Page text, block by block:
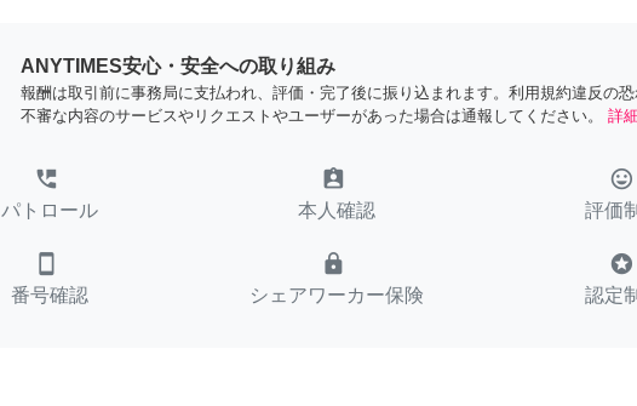
ANYTIMES安心・安全への取り組み
報酬は取引前に事務局に支払われ、評価・完了後に振り込まれます。利用規約違反の
不審な内容のサービスやリクエストやユーザーがあった場合は通報してください。
詳
perm_phone_msg
パトロール
assignment_ind
本人確認
tag_faces
評価
smartphone
番号確認
lock
シェアワーカー保険
stars
認定